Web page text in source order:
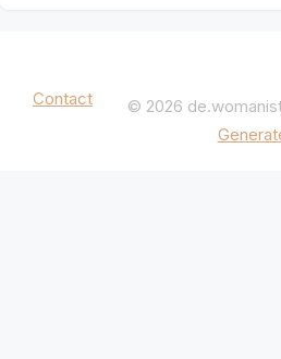
Contact © 2026